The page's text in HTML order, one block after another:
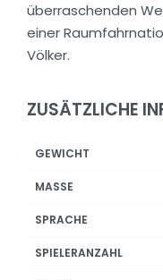
überraschenden
einer
Völker.
ZUSÄTZLICHE
GEWICHT
MASSE
SPRACHE
SPIELERANZAHL